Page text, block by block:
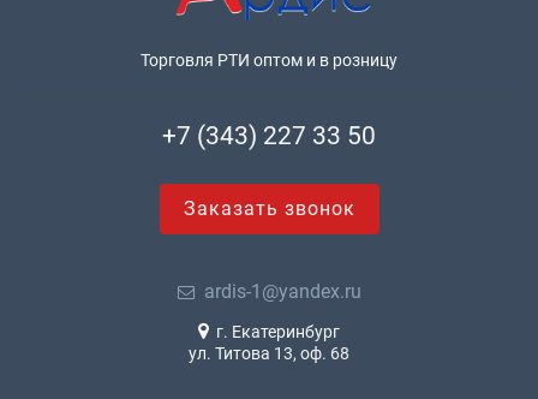
Торговля РТИ оптом и в розницу
+7 (343) 227 33 50
Заказать звонок
ardis-1@yandex.ru
г. Екатеринбург
ул. Титова 13, оф. 68